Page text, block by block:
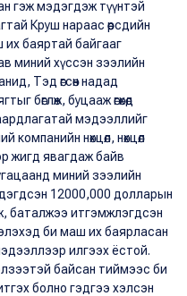
гэж мэдэгдэж түүнтэй
Круш нараас өөрсдийн
их баяртай байгааг
миний хүссэн зээлийн
Тэд өгсөн надад
бөглөж, буцааж өгөхөд
мэдээллийг
компанийн нөхцөл, нөхцөл
жигд явагдаж байв
миний зээлийн
12000,000 долларын
баталжээ итгэмжлэгдсэн
би маш их баярласан
илгээх ёстой.
байсан тиймээс би
болно гэдгээ хэлсэн